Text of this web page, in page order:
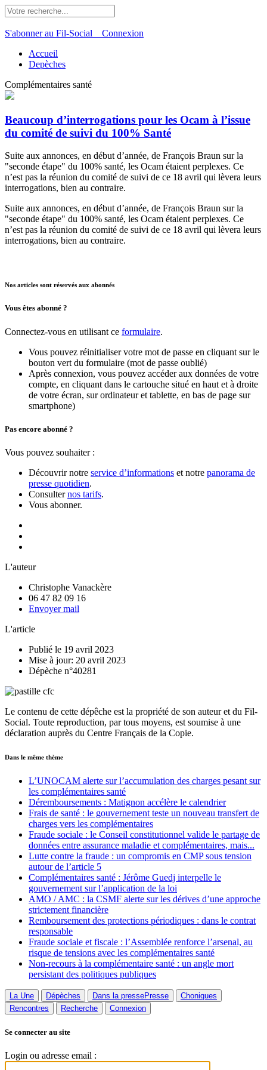
S'abonner au Fil-Social Connexion
Accueil
Depèches
Complémentaires santé
Beaucoup d’interrogations pour les Ocam à l’issue
du comité de suivi du 100% Santé
Suite aux annonces, en début d’année, de François Braun sur la
"seconde étape" du 100% santé, les Ocam étaient perplexes. Ce
n’est pas la réunion du comité de suivi de ce 18 avril qui lèvera leurs
interrogations, bien au contraire.
Suite aux annonces, en début d’année, de François Braun sur la
"seconde étape" du 100% santé, les Ocam étaient perplexes. Ce
n’est pas la réunion du comité de suivi de ce 18 avril qui lèvera leurs
interrogations, bien au contraire.
Nos articles sont réservés aux abonnés
Vous êtes abonné ?
Connectez-vous en utilisant ce formulaire.
Vous pouvez réinitialiser votre mot de passe en cliquant sur le
bouton vert du formulaire (mot de passe oublié)
Après connexion, vous pouvez accéder aux données de votre
compte, en cliquant dans le cartouche situé en haut et à droite
de votre écran, sur ordinateur et tablette, en bas de page sur
smartphone)
Pas encore abonné ?
Vous pouvez souhaiter :
Découvrir notre service d’informations et notre panorama de
presse quotidien.
Consulternos tarifs.
Vous abonner.
L'auteur
Christophe Vanackère
06 47 82 09 16
Envoyer mail
L'article
Publié le 19 avril 2023
Mise à jour: 20 avril 2023
Dépèche n°40281
Le contenu de cette dépêche est la propriété de son auteur et du Fil-
Social. Toute reproduction, par tous moyens, est soumise à une
déclaration auprès du Centre Français de la Copie.
Dans le même thème
L’UNOCAM alerte sur l’accumulation des charges pesant sur
les complémentaires santé
Déremboursements : Matignon accélère le calendrier
Frais de santé : le gouvernement teste un nouveau transfert de
charges vers les complémentaires
Fraude sociale : le Conseil constitutionnel valide le partage de
données entre assurance maladie et complémentaires, mais...
Lutte contre la fraude : un compromis en CMP sous tension
autour de l’article 5
Complémentaires santé : Jérôme Guedj interpelle le
gouvernement sur l’application de la loi
AMO / AMC : la CSMF alerte sur les dérives d’une approche
strictement financière
Remboursement des protections périodiques : dans le contrat
responsable
Fraude sociale et fiscale : l’Assemblée renforce l’arsenal, au
risque de tensions avec les complémentaires santé
Non-recours à la complémentaire santé : un angle mort
persistant des politiques publiques
La Une Dépèches Dans la pressePresse
Choniques
Rencontres
Recherche Connexion
Se connecter au site
Login ou adresse email :